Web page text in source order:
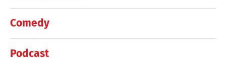
Comedy
Podcast